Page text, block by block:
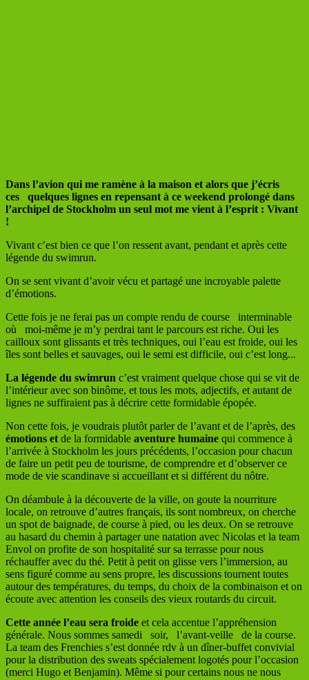
Dans l’avion qui me ramène à la maison et alors que j’écris
ces quelques lignes en repensant à ce weekend prolongé dans
l’archipel de Stockholm un seul mot me vient à l’esprit : Vivant
!
Vivant c’est bien ce que l’on ressent avant, pendant et après cette
légende du swimrun.
On se sent vivant d’avoir vécu et partagé une incroyable palette
d’émotions.
Cette fois je ne ferai pas un compte rendu de course interminable
où moi-même je m’y perdrai tant le parcours est riche. Oui les
cailloux sont glissants et très techniques, oui l’eau est froide, oui les
îles sont belles et sauvages, oui le semi est difficile, oui c’est long...
La légende du swimrun c’est vraiment quelque chose qui se vit de
l’intérieur avec son binôme, et tous les mots, adjectifs, et autant de
lignes ne suffiraient pas à décrire cette formidable épopée.
Non cette fois, je voudrais plutôt parler de l’avant et de l’après, des
émotions et de la formidable aventure humaine qui commence à
l’arrivée à Stockholm les jours précédents, l’occasion pour chacun
de faire un petit peu de tourisme, de comprendre et d’observer ce
mode de vie scandinave si accueillant et si différent du nôtre.
On déambule à la découverte de la ville, on goute la nourriture
locale, on retrouve d’autres français, ils sont nombreux, on cherche
un spot de baignade, de course à pied, ou les deux. On se retrouve
au hasard du chemin à partager une natation avec Nicolas et la team
Envol on profite de son hospitalité sur sa terrasse pour nous
réchauffer avec du thé. Petit à petit on glisse vers l’immersion, au
sens figuré comme au sens propre, les discussions tournent toutes
autour des températures, du temps, du choix de la combinaison et on
écoute avec attention les conseils des vieux routards du circuit.
Cette année l’eau sera froide et cela accentue l’appréhension
générale. Nous sommes samedi soir, l’avant-veille de la course.
La team des Frenchies s’est donnée rdv à un dîner-buffet convivial
pour la distribution des sweats spécialement logotés pour l’occasion
(merci Hugo et Benjamin). Même si pour certains nous ne nous